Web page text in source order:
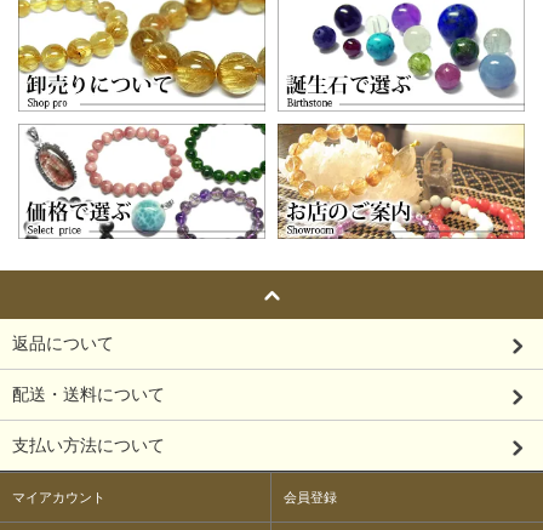
返品について
配送・送料について
支払い方法について
マイアカウント 会員登録